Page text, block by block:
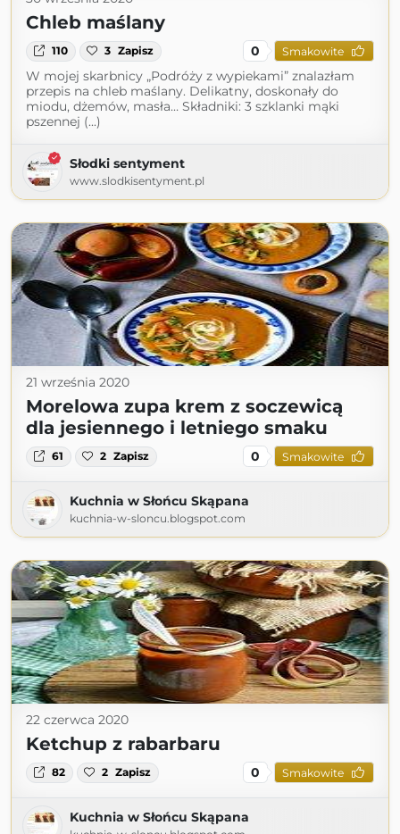
Chleb maślany
110 3 Zapisz 0 Smakowite
W mojej skarbnicy „Podróży z wypiekami” znalazłam
przepis na chleb maślany. Delikatny, doskonały do
miodu, dżemów, masła… Składniki: 3 szklanki mąki
pszennej (...)
Słodki sentyment
www.slodkisentyment.pl
21 września 2020
Morelowa zupa krem z soczewicą
dla jesiennego i letniego smaku
61 2 Zapisz 0 Smakowite
Kuchnia w Słońcu Skąpana
kuchnia-w-sloncu.blogspot.com
22 czerwca 2020
Ketchup z rabarbaru
82 2 Zapisz 0 Smakowite
Kuchnia w Słońcu Skąpana